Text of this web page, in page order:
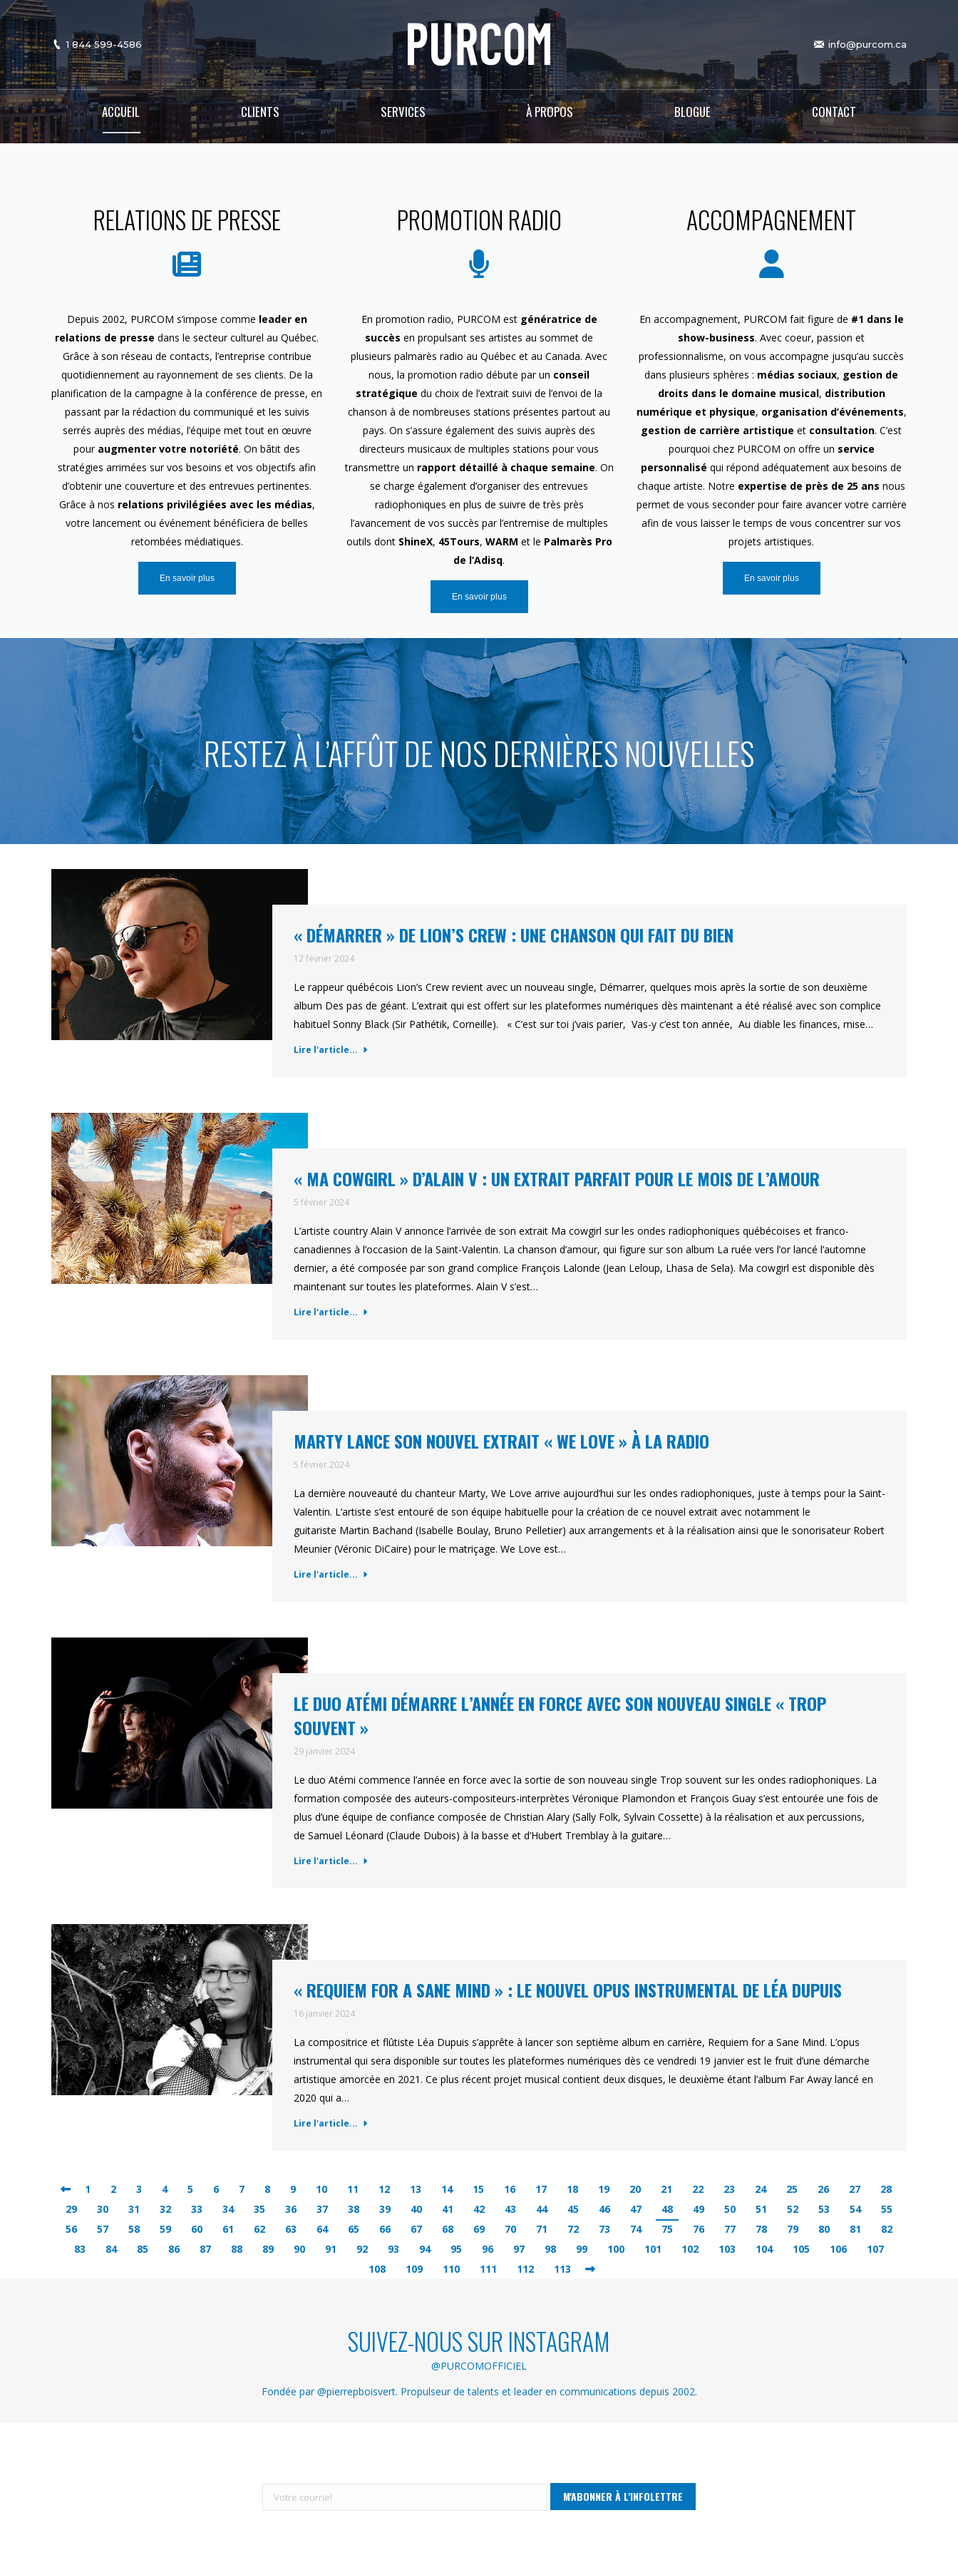
1 844 599-4586 info@purcom.ca
ACCUEIL CLIENTS SERVICES À PROPOS BLOGUE CONTACT
RELATIONS DE PRESSE
Depuis 2002, PURCOM s’impose comme leader en
relations de presse dans le secteur culturel au Québec.
Grâce à son réseau de contacts, l’entreprise contribue
quotidiennement au rayonnement de ses clients. De la
planification de la campagne à la conférence de presse, en
passant par la rédaction du communiqué et les suivis
serrés auprès des médias, l’équipe met tout en œuvre
pour augmenter votre notoriété. On bâtit des
stratégies arrimées sur vos besoins et vos objectifs afin
d’obtenir une couverture et des entrevues pertinentes.
Grâce à nos relations privilégiées avec les médias,
votre lancement ou événement bénéficiera de belles
retombées médiatiques.
En savoir plus
PROMOTION RADIO
En promotion radio, PURCOM est génératrice de
succès en propulsant ses artistes au sommet de
plusieurs palmarès radio au Québec et au Canada. Avec
nous, la promotion radio débute par un conseil
stratégique du choix de l’extrait suivi de l’envoi de la
chanson à de nombreuses stations présentes partout au
pays. On s’assure également des suivis auprès des
directeurs musicaux de multiples stations pour vous
transmettre un rapport détaillé à chaque semaine. On
se charge également d’organiser des entrevues
radiophoniques en plus de suivre de très près
l’avancement de vos succès par l’entremise de multiples
outils dont ShineX, 45Tours, WARM et le Palmarès Pro
de l’Adisq.
En savoir plus
ACCOMPAGNEMENT
En accompagnement, PURCOM fait figure de #1 dans le
show-business. Avec coeur, passion et
professionnalisme, on vous accompagne jusqu’au succès
dans plusieurs sphères : médias sociaux, gestion de
droits dans le domaine musical, distribution
numérique et physique, organisation d’événements,
gestion de carrière artistique et consultation. C’est
pourquoi chez PURCOM on offre un service
personnalisé qui répond adéquatement aux besoins de
chaque artiste. Notre expertise de près de 25 ans nous
permet de vous seconder pour faire avancer votre carrière
afin de vous laisser le temps de vous concentrer sur vos
projets artistiques.
En savoir plus
RESTEZ À L’AFFÛT DE NOS DERNIÈRES NOUVELLES
« DÉMARRER » DE LION’S CREW : UNE CHANSON QUI FAIT DU BIEN
12 février 2024
Le rappeur québécois Lion’s Crew revient avec un nouveau single, Démarrer, quelques mois après la sortie de son deuxième
album Des pas de géant. L’extrait qui est offert sur les plateformes numériques dès maintenant a été réalisé avec son complice
habituel Sonny Black (Sir Pathétik, Corneille). « C’est sur toi j’vais parier, Vas-y c’est ton année, Au diable les finances, mise…
Lire l'article...
« MA COWGIRL » D’ALAIN V : UN EXTRAIT PARFAIT POUR LE MOIS DE L’AMOUR
5 février 2024
L’artiste country Alain V annonce l’arrivée de son extrait Ma cowgirl sur les ondes radiophoniques québécoises et franco-
canadiennes à l’occasion de la Saint-Valentin. La chanson d’amour, qui figure sur son album La ruée vers l’or lancé l’automne
dernier, a été composée par son grand complice François Lalonde (Jean Leloup, Lhasa de Sela). Ma cowgirl est disponible dès
maintenant sur toutes les plateformes. Alain V s’est…
Lire l'article...
MARTY LANCE SON NOUVEL EXTRAIT « WE LOVE » À LA RADIO
5 février 2024
La dernière nouveauté du chanteur Marty, We Love arrive aujourd’hui sur les ondes radiophoniques, juste à temps pour la Saint-
Valentin. L’artiste s’est entouré de son équipe habituelle pour la création de ce nouvel extrait avec notamment le
guitariste Martin Bachand (Isabelle Boulay, Bruno Pelletier) aux arrangements et à la réalisation ainsi que le sonorisateur Robert
Meunier (Véronic DiCaire) pour le matriçage. We Love est…
Lire l'article...
LE DUO ATÉMI DÉMARRE L’ANNÉE EN FORCE AVEC SON NOUVEAU SINGLE « TROP
SOUVENT »
29 janvier 2024
Le duo Atémi commence l’année en force avec la sortie de son nouveau single Trop souvent sur les ondes radiophoniques. La
formation composée des auteurs-compositeurs-interprètes Véronique Plamondon et François Guay s’est entourée une fois de
plus d’une équipe de confiance composée de Christian Alary (Sally Folk, Sylvain Cossette) à la réalisation et aux percussions,
de Samuel Léonard (Claude Dubois) à la basse et d’Hubert Tremblay à la guitare…
Lire l'article...
« REQUIEM FOR A SANE MIND » : LE NOUVEL OPUS INSTRUMENTAL DE LÉA DUPUIS
16 janvier 2024
La compositrice et flûtiste Léa Dupuis s’apprête à lancer son septième album en carrière, Requiem for a Sane Mind. L’opus
instrumental qui sera disponible sur toutes les plateformes numériques dès ce vendredi 19 janvier est le fruit d’une démarche
artistique amorcée en 2021. Ce plus récent projet musical contient deux disques, le deuxième étant l’album Far Away lancé en
2020 qui a…
Lire l'article...
1 2 3 4 5 6 7 8 9 10 11 12 13 14 15 16 17 18 19 20 21 22 23 24 25 26 27
28
29
30 31 32 33 34 35 36 37 38 39 40 41 42 43 44 45 46 47 48 49 50 51 52 53 54
55
56
57 58 59 60 61 62 63 64 65 66 67 68 69 70 71 72 73 74 75 76 77 78 79 80 81
82
83
84 85 86 87 88 89 90 91 92 93 94 95 96 97 98 99 100 101 102 103 104 105 106
107
108
109 110 111 112 113
SUIVEZ-NOUS SUR INSTAGRAM
@PURCOMOFFICIEL
Fondée par @pierrepboisvert. Propulseur de talents et leader en communications depuis 2002.